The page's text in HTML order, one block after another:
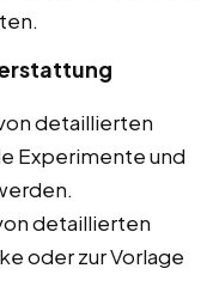
detaillierten
Experimente und
detaillierten
oder zur Vorlage